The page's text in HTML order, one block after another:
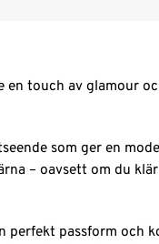
touch av glamour
som ger en
– oavsett om du
passform och